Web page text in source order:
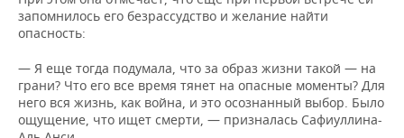
запомнилось его безрассудство и желание найти
опасность:
— Я еще тогда подумала, что за образ жизни такой — на
грани? Что его все время тянет на опасные моменты? Для
него вся жизнь, как война, и это осознанный выбор. Было
ощущение, что ищет смерти, — призналась Сафиуллина-